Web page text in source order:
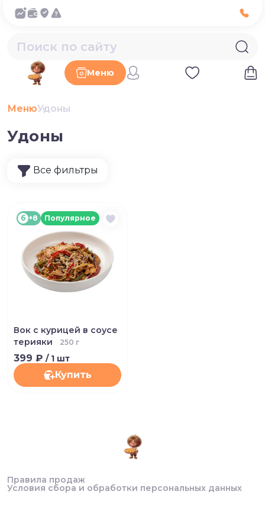
Меню
МенюУдоны
Удоны
Все фильтры
б +8 Популярное
Вок с курицей в соусе
терияки
250 г
399 ₽ / 1 шт
Купить
Правила продаж
Условия сбора и обработки персональных данных